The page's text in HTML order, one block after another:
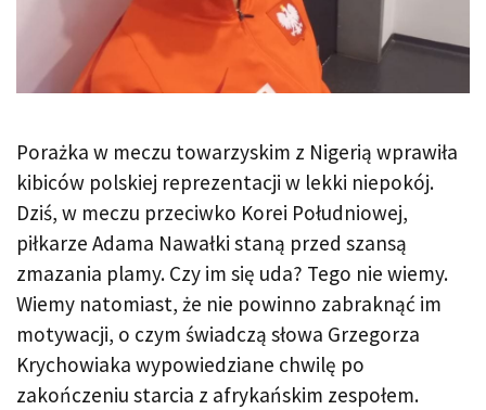
Porażka w meczu towarzyskim z Nigerią wprawiła
kibiców polskiej reprezentacji w lekki niepokój.
Dziś, w meczu przeciwko Korei Południowej,
piłkarze Adama Nawałki staną przed szansą
zmazania plamy. Czy im się uda? Tego nie wiemy.
Wiemy natomiast, że nie powinno zabraknąć im
motywacji, o czym świadczą słowa Grzegorza
Krychowiaka wypowiedziane chwilę po
zakończeniu starcia z afrykańskim zespołem.